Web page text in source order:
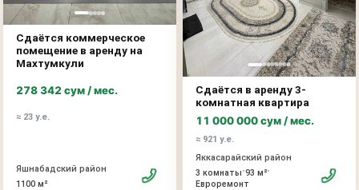
Сдаётся коммерческое
помещение в аренду на
Махтумкули
278 342 сум / мес.
≈ 23 у.е.
Яшнабадский район
1100 м²
Сдаётся в аренду 3-
комнатная квартира
11 000 000 сум / мес.
≈ 921 у.е.
Яккасарайский район
3 комнаты•93 м²•
Евроремонт